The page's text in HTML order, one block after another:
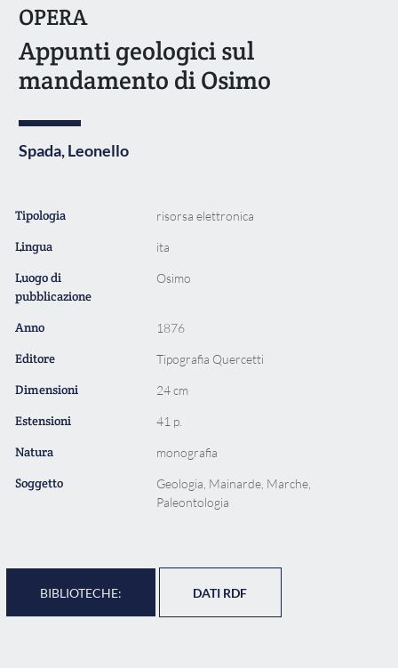
OPERA
Appunti geologici sul
mandamento di Osimo
Spada, Leonello
Tipologia risorsa elettronica
Lingua ita
Luogo di
pubblicazione
Osimo
Anno 1876
Editore Tipografia Quercetti
Dimensioni 24 cm
Estensioni 41 p.
Natura monografia
Soggetto
Geologia, Mainarde, Marche,
Paleontologia
BIBLIOTECHE: DATI RDF